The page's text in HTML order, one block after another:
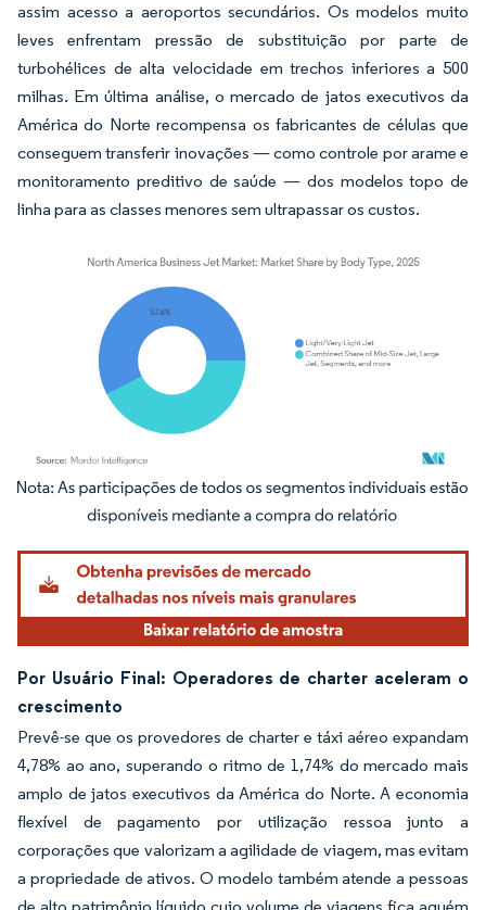
assim acesso a aeroportos secundários. Os modelos muito
leves enfrentam pressão de substituição por parte de
turbohélices de alta velocidade em trechos inferiores a 500
milhas. Em última análise, o mercado de jatos executivos da
América do Norte recompensa os fabricantes de células que
conseguem transferir inovações — como controle por arame e
monitoramento preditivo de saúde — dos modelos topo de
linha para as classes menores sem ultrapassar os custos.
Imagem © Mordor Intelligence. O reuso requer atribuição conforme CC BY 4.0.
Por Usuário Final: Operadores de charter aceleram o
crescimento
Prevê-se que os provedores de charter e táxi aéreo expandam
4,78% ao ano, superando o ritmo de 1,74% do mercado mais
amplo de jatos executivos da América do Norte. A economia
flexível de pagamento por utilização ressoa junto a
corporações que valorizam a agilidade de viagem, mas evitam
a propriedade de ativos. O modelo também atende a pessoas